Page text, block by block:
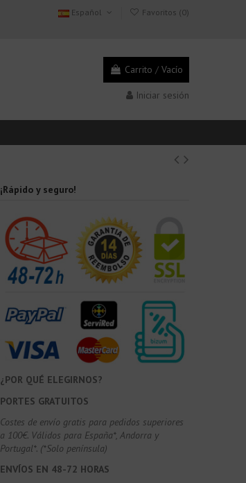
Español Favoritos (0)
Carrito / Vacío
Iniciar sesión
¡Rápido y seguro!
¿POR QUÉ ELEGIRNOS?
PORTES GRATUITOS
Costes de envío gratis para pedidos superiores
a 100€. Válidos para España*, Andorra y
Portugal*. (*Solo península)
ENVÍOS EN 48-72 HORAS